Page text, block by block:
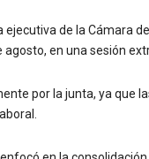
de la Cámara
en una sesión
por la junta, ya que